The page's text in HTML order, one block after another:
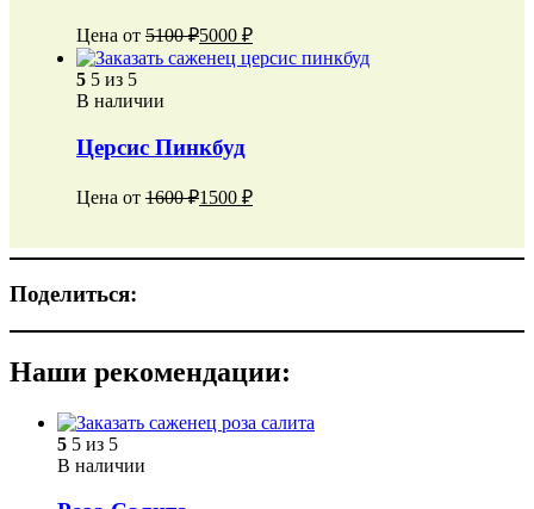
Цена от 5100₽5000 ₽
5 5 из 5
В наличии
Церсис Пинкбуд
Цена от 1600₽1500 ₽
Поделиться:
Наши рекомендации:
5 5 из 5
В наличии